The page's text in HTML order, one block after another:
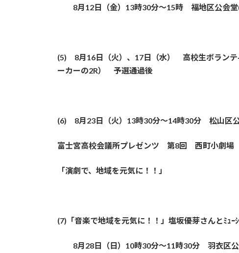
8月12日（金）13時30分～15時 福地区公会
(5) 8月16日（火）、17日（水） 高校生ボランテ
ーカーの2R） 予選通過後
(6) 8月23日（火）13時30分～14時30分 松山区公
富士宮高校会議所プレゼンツ 第8回 西町小劇
「演劇で、地域を元気に！！」
(7)「音楽で地域を元気に！！」塩坂優芽さんとﾐｭ
8月28日（日）10時30分～11時30分 羽衣区公